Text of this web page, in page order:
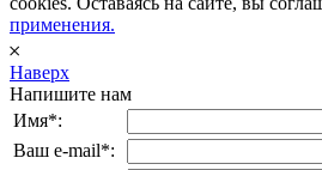
применения.
𐄂
Наверх
Напишите нам
Имя*:
Ваш e-mail*: